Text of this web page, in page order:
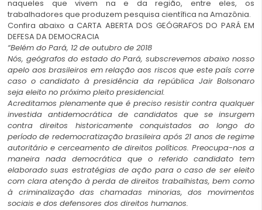
naqueles que vivem na e da região, entre eles, os
trabalhadores que produzem pesquisa científica na Amazônia.
Confira abaixo a CARTA ABERTA DOS GEÓGRAFOS DO PARÁ EM
DEFESA DA DEMOCRACIA
“Belém do Pará, 12 de outubro de 2018
Nós, geógrafos do estado do Pará, subscrevemos abaixo nosso
apelo aos brasileiros em relação aos riscos que este país corre
caso o candidato à presidência da república Jair Bolsonaro
seja eleito no próximo pleito presidencial.
Acreditamos plenamente que é preciso resistir contra qualquer
investida antidemocrática de candidatos que se insurgem
contra direitos historicamente conquistados ao longo do
período de redemocratização brasileira após 21 anos de regime
autoritário e cerceamento de direitos políticos. Preocupa-nos a
maneira nada democrática que o referido candidato tem
elaborado suas estratégias de ação para o caso de ser eleito
com clara atenção à perda de direitos trabalhistas, bem como
à criminalização das chamadas minorias, dos movimentos
sociais e dos defensores dos direitos humanos.